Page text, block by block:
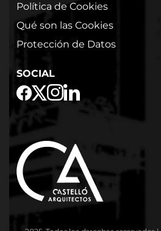
Política de Cookies
Qué son las Cookies
Protección de Datos
SOCIAL